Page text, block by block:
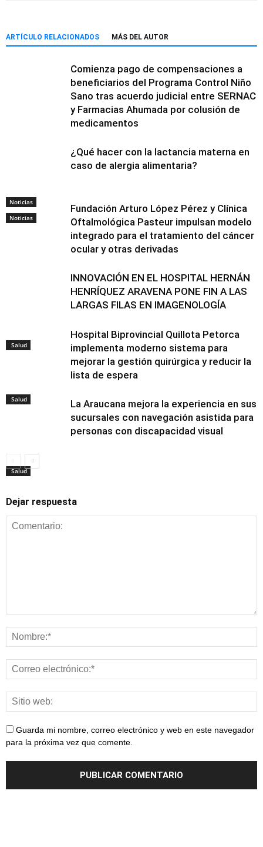
ARTÍCULO RELACIONADOS MÁS DEL AUTOR
Noticias
Comienza pago de compensaciones a
beneficiarios del Programa Control Niño
Sano tras acuerdo judicial entre SERNAC
y Farmacias Ahumada por colusión de
medicamentos
Noticias
¿Qué hacer con la lactancia materna en
caso de alergia alimentaria?
Salud
Fundación Arturo López Pérez y Clínica
Oftalmológica Pasteur impulsan modelo
integrado para el tratamiento del cáncer
ocular y otras derivadas
Salud
INNOVACIÓN EN EL HOSPITAL HERNÁN
HENRÍQUEZ ARAVENA PONE FIN A LAS
LARGAS FILAS EN IMAGENOLOGÍA
Salud
Hospital Biprovincial Quillota Petorca
implementa moderno sistema para
mejorar la gestión quirúrgica y reducir la
lista de espera
Salud
La Araucana mejora la experiencia en sus
sucursales con navegación asistida para
personas con discapacidad visual
Dejar respuesta
Guarda mi nombre, correo electrónico y web en este navegador
para la próxima vez que comente.